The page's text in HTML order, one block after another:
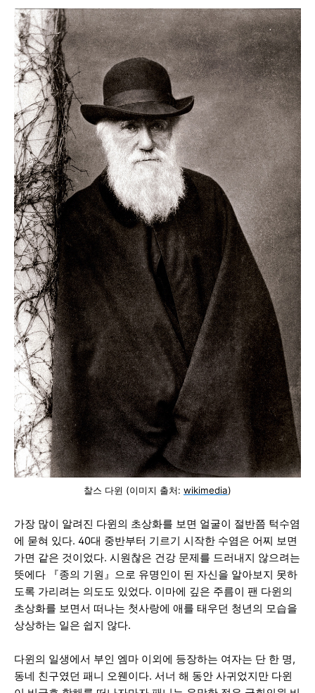
찰스 다윈 (이미지 출처: wikimedia)
가장 많이 알려진 다윈의 초상화를 보면 얼굴이 절반쯤 턱수염
에 묻혀 있다. 40대 중반부터 기르기 시작한 수염은 어찌 보면
가면 같은 것이었다. 시원찮은 건강 문제를 드러내지 않으려는
뜻에다 『종의 기원』으로 유명인이 된 자신을 알아보지 못하
도록 가리려는 의도도 있었다. 이마에 깊은 주름이 팬 다윈의
초상화를 보면서 떠나는 첫사랑에 애를 태우던 청년의 모습을
상상하는 일은 쉽지 않다.
다윈의 일생에서 부인 엠마 이외에 등장하는 여자는 단 한 명,
동네 친구였던 패니 오웬이다. 서너 해 동안 사귀었지만 다윈